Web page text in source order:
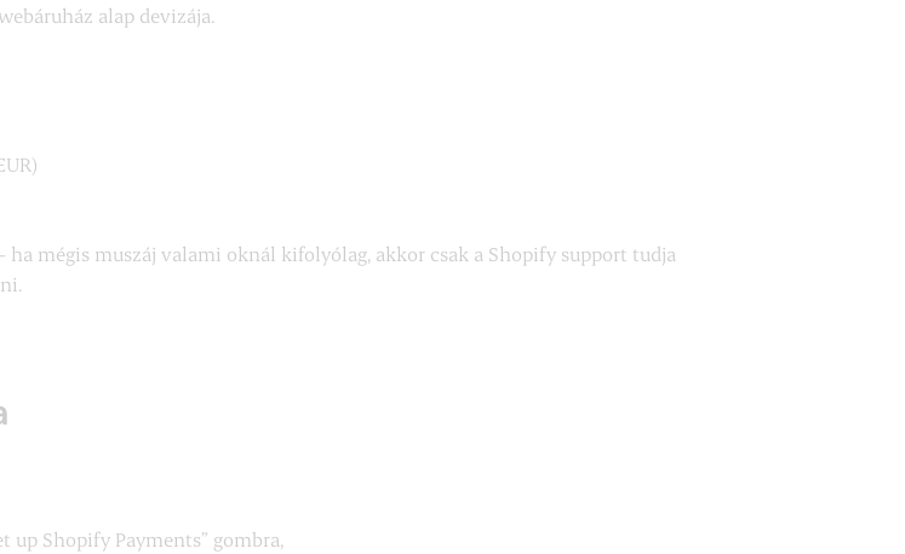
alap devizája.
mégis muszáj valami oknál kifolyólag, akkor csak a Shopify support tudja
Shopify Payments” gombra,